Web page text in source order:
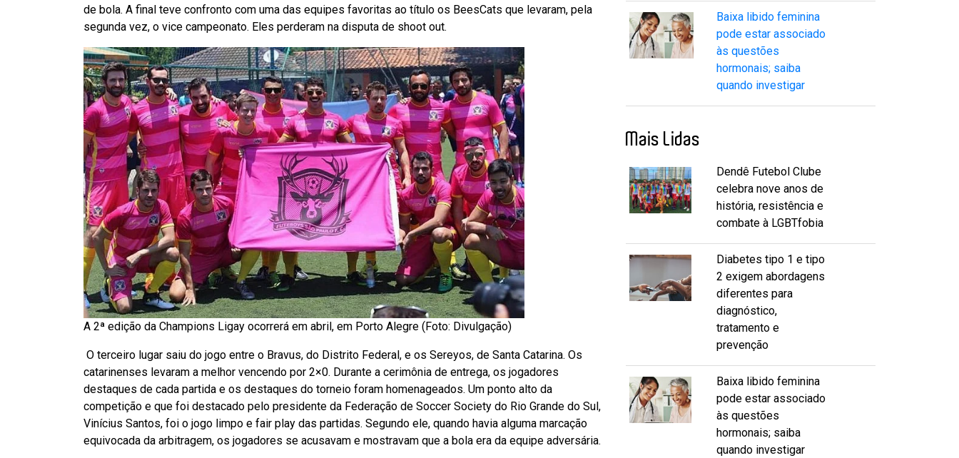
de bola. A final teve confronto com uma das equipes favoritas ao título os BeesCats que levaram, pela
segunda vez, o vice campeonato. Eles perderam na disputa de shoot out.
A 2ª edição da Champions Ligay ocorrerá em abril, em Porto Alegre (Foto: Divulgação)
O terceiro lugar saiu do jogo entre o Bravus, do Distrito Federal, e os Sereyos, de Santa Catarina. Os
catarinenses levaram a melhor vencendo por 2×0. Durante a cerimônia de entrega, os jogadores
destaques de cada partida e os destaques do torneio foram homenageados. Um ponto alto da
competição e que foi destacado pelo presidente da Federação de Soccer Society do Rio Grande do Sul,
Vinícius Santos, foi o jogo limpo e fair play das partidas. Segundo ele, quando havia alguma marcação
equivocada da arbitragem, os jogadores se acusavam e mostravam que a bola era da equipe adversária.
Baixa libido feminina
pode estar associado
às questões
hormonais; saiba
quando investigar
Mais Lidas
Dendê Futebol Clube
celebra nove anos de
história, resistência e
combate à LGBTfobia
Diabetes tipo 1 e tipo
2 exigem abordagens
diferentes para
diagnóstico,
tratamento e
prevenção
Baixa libido feminina
pode estar associado
às questões
hormonais; saiba
quando investigar